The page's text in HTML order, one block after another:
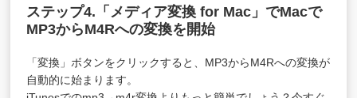
ステップ4.「 メディア変換 for Mac 」でMacで
MP3からM4Rへの変換を開始
「変換」ボタンをクリックすると、MP3からM4Rへの変換が
自動的に始まります。